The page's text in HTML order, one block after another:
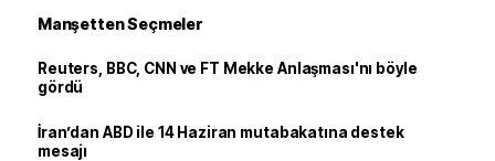
Manşetten Seçmeler
Reuters, BBC, CNN ve FT Mekke Anlaşması'nı böyle
gördü
İran’dan ABD ile 14 Haziran mutabakatına destek
mesajı